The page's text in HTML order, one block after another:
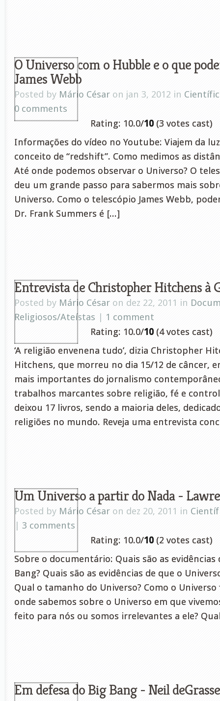
O Universo com o Hubble e o que
James Webb
Posted by Mário César on jan 3, 2012 in
0 comments
Rating: 10.0/10 (3 votes cast)
Informações do vídeo no Youtube: Viajem da
conceito de “redshift”. Como medimos as
Até onde podemos observar o Universo? O
deu um grande passo para sabermos mais
Universo. Como o telescópio James Webb,
Dr. Frank Summers é [...]
Entrevista de Christopher Hitchens à
Posted by Mário César on dez 22, 2011 in
Religiosos/Ateístas | 1 comment
Rating: 10.0/10 (4 votes cast)
‘A religião envenena tudo’, dizia Christopher
Hitchens, que morreu no dia 15/12 de câncer,
mais importantes do jornalismo
trabalhos marcantes sobre religião, fé e
deixou 17 livros, sendo a maioria deles,
religiões no mundo. Reveja uma entrevista
Um Universo a partir do Nada -
Posted by Mário César on dez 20, 2011 in
| 3 comments
Rating: 10.0/10 (2 votes cast)
Sobre o documentário: Quais são as evidências
Bang? Quais são as evidências de que o
Qual o tamanho do Universo? Como o
onde sabemos sobre o Universo em que
feito para nós ou somos irrelevantes a ele?
Em defesa do Big Bang - Neil